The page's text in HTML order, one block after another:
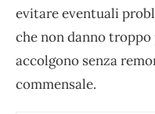
evitare eventuali
che non danno
accolgono senza
commensale.